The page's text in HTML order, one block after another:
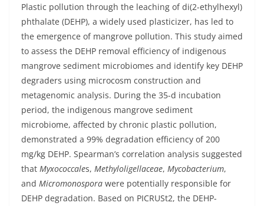
Plastic pollution through the leaching of di(2-ethylhexyl)
phthalate (DEHP), a widely used plasticizer, has led to
the emergence of mangrove pollution. This study aimed
to assess the DEHP removal efficiency of indigenous
mangrove sediment microbiomes and identify key DEHP
degraders using microcosm construction and
metagenomic analysis. During the 35-d incubation
period, the indigenous mangrove sediment
microbiome, affected by chronic plastic pollution,
demonstrated a 99% degradation efficiency of 200
mg/kg DEHP. Spearman’s correlation analysis suggested
that Myxococcales, Methyloligellaceae, Mycobacterium,
and Micromonospora were potentially responsible for
DEHP degradation. Based on PICRUSt2, the DEHP-